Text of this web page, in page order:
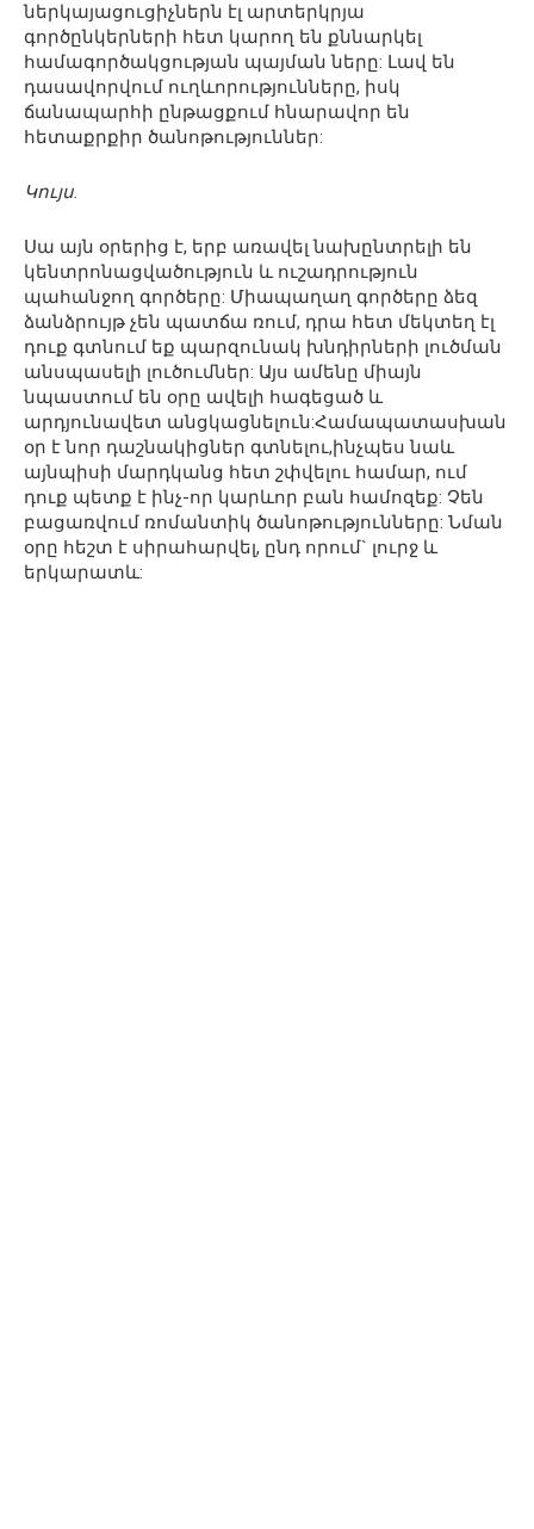
ներկայացուցիչներն էլ արտերկրյա
գործընկերների հետ կարող են քննարկել
համագործակցության պայման ները: Լավ են
դասավորվում ուղևորությունները, իսկ
ճանապարհի ընթացքում հնարավոր են
հետաքրքիր ծանոթություններ:
Կույս.
Սա այն օրերից է, երբ առավել նախընտրելի են
կենտրոնացվածություն և ուշադրություն
պահանջող գործերը: Միապաղաղ գործերը ձեզ
ձանձրույթ չեն պատճա ռում, դրա հետ մեկտեղ էլ
դուք գտնում եք պարզունակ խնդիրների լուծման
անսպասելի լուծումներ: Այս ամենը միայն
նպաստում են օրը ավելի հագեցած և
արդյունավետ անցկացնելուն:Համապատասխան
օր է նոր դաշնակիցներ գտնելու,ինչպես նաև
այնպիսի մարդկանց հետ շփվելու համար, ում
դուք պետք է ինչ-որ կարևոր բան համոզեք: Չեն
բացառվում ռոմանտիկ ծանոթությունները: Նման
օրը հեշտ է սիրահարվել, ընդ որում` լուրջ և
երկարատև: